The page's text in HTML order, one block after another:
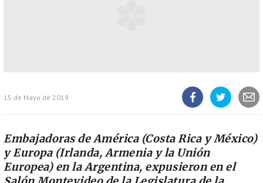
15 de Mayo de 2019
Facebook
Twitter
Embajadoras de América (Costa Rica y México)
y Europa (Irlanda, Armenia y la Unión
Europea) en la Argentina, expusieron en el